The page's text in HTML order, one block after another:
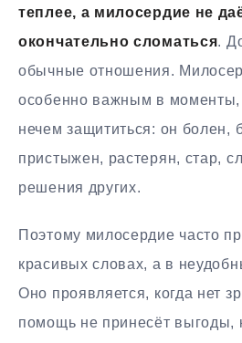
теплее, а милосердие не
окончательно сломаться.
обычные отношения.
особенно важным в моменты,
нечем защититься: он болен,
пристыжен, растерян, стар,
решения других.
Поэтому милосердие часто
красивых словах, а в
Оно проявляется, когда нет
помощь не принесёт выгоды,